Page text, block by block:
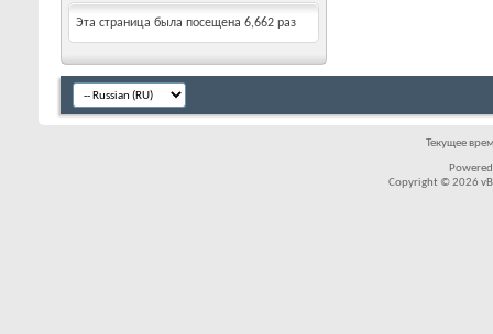
Эта страница была посещена 6,662 раз
Текущее
Copyright © 2026